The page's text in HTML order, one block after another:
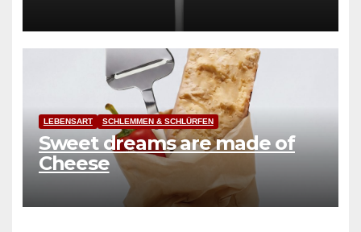
LEBENSART SCHLEMMEN & SCHLÜRFEN
Sweet dreams are made of
Cheese